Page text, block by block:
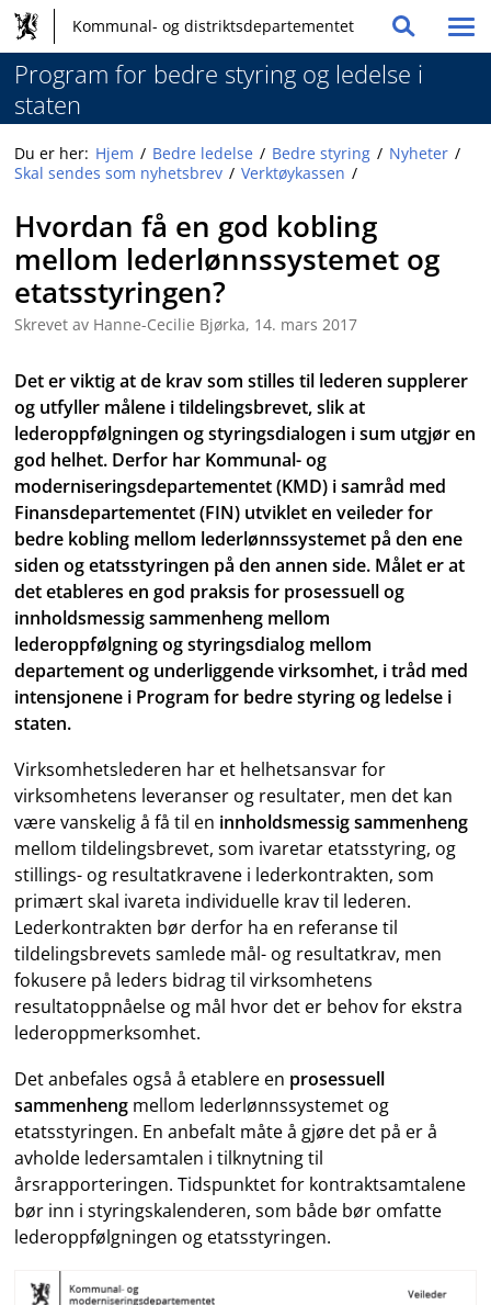
Hopp
innhold
Hovednavigasjon
og
globale
verktøy
Kommunal- og distriktsdepartementet Søk
Vis
/
Program for bedre styring og ledelse i
staten
Du er her: Hjem Bedre ledelse Bedre styring
Nyheter
Skal sendes som nyhetsbrev
Verktøykassen
Hvordan få en god kobling
mellom lederlønnssystemet og
etatsstyringen?
Skrevet av Hanne-Cecilie Bjørka, 14. mars 2017
Det er viktig at de krav som stilles til lederen supplerer
og utfyller målene i tildelingsbrevet, slik at
lederoppfølgningen og styringsdialogen i sum utgjør en
god helhet. Derfor har Kommunal- og
moderniseringsdepartementet (KMD) i samråd med
Finansdepartementet (FIN) utviklet en veileder for
bedre kobling mellom lederlønnssystemet på den ene
siden og etatsstyringen på den annen side. Målet er at
det etableres en god praksis for prosessuell og
innholdsmessig sammenheng mellom
lederoppfølgning og styringsdialog mellom
departement og underliggende virksomhet, i tråd med
intensjonene i Program for bedre styring og ledelse i
staten.
Virksomhetslederen har et helhetsansvar for
virksomhetens leveranser og resultater, men det kan
være vanskelig å få til en innholdsmessig sammenheng
mellom tildelingsbrevet, som ivaretar etatsstyring, og
stillings- og resultatkravene i lederkontrakten, som
primært skal ivareta individuelle krav til lederen.
Lederkontrakten bør derfor ha en referanse til
tildelingsbrevets samlede mål- og resultatkrav, men
fokusere på leders bidrag til virksomhetens
resultatoppnåelse og mål hvor det er behov for ekstra
lederoppmerksomhet.
Det anbefales også å etablere en prosessuell
sammenheng mellom lederlønnssystemet og
etatsstyringen. En anbefalt måte å gjøre det på er å
avholde ledersamtalen i tilknytning til
årsrapporteringen. Tidspunktet for kontraktsamtalene
bør inn i styringskalenderen, som både bør omfatte
lederoppfølgningen og etatsstyringen.